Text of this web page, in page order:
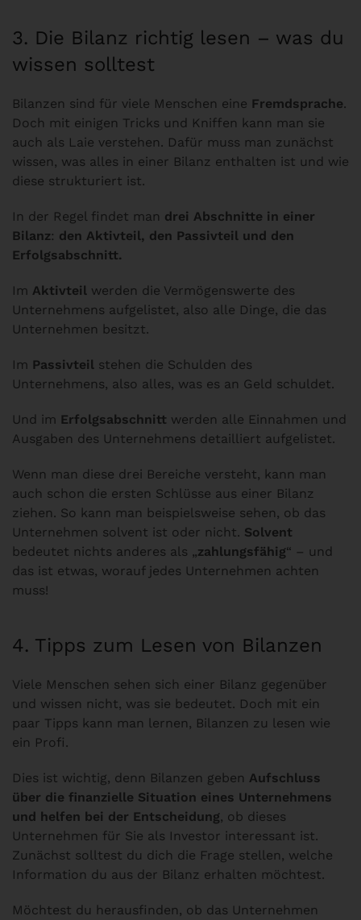
3. Die Bilanz richtig lesen – was du
wissen solltest
Bilanzen sind für viele Menschen eine Fremdsprache.
Doch mit einigen Tricks und Kniffen kann man sie
auch als Laie verstehen. Dafür muss man zunächst
wissen, was alles in einer Bilanz enthalten ist und wie
diese strukturiert ist.
In der Regel findet man drei Abschnitte in einer
Bilanz: den Aktivteil, den Passivteil und den
Erfolgsabschnitt.
Im Aktivteil werden die Vermögenswerte des
Unternehmens aufgelistet, also alle Dinge, die das
Unternehmen besitzt.
Im Passivteil stehen die Schulden des
Unternehmens, also alles, was es an Geld schuldet.
Und im Erfolgsabschnitt werden alle Einnahmen und
Ausgaben des Unternehmens detailliert aufgelistet.
Wenn man diese drei Bereiche versteht, kann man
auch schon die ersten Schlüsse aus einer Bilanz
ziehen. So kann man beispielsweise sehen, ob das
Unternehmen solvent ist oder nicht. Solvent
bedeutet nichts anderes als „zahlungsfähig“ – und
das ist etwas, worauf jedes Unternehmen achten
muss!
4. Tipps zum Lesen von Bilanzen
Viele Menschen sehen sich einer Bilanz gegenüber
und wissen nicht, was sie bedeutet. Doch mit ein
paar Tipps kann man lernen, Bilanzen zu lesen wie
ein Profi.
Dies ist wichtig, denn Bilanzen geben Aufschluss
über die finanzielle Situation eines Unternehmens
und helfen bei der Entscheidung, ob dieses
Unternehmen für Sie als Investor interessant ist.
Zunächst solltest du dich die Frage stellen, welche
Information du aus der Bilanz erhalten möchtest.
Möchtest du herausfinden, ob das Unternehmen